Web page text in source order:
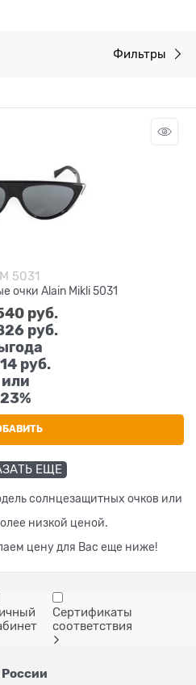
Фильтры
5031
очки Alain Mikli 5031
руб.
руб.
руб.
или
23%
ЕЩЕ
солнцезащитных очков или
низкой ценой.
цену для Вас еще ниже!
Сертификаты
соответствия
России